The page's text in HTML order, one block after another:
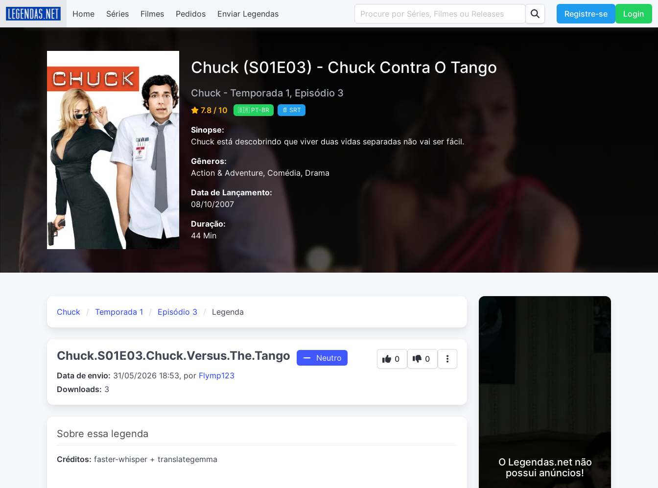
Home Séries Filmes Pedidos Enviar Legendas Registre-se Login
Chuck (S01E03) - Chuck Contra O Tango
Chuck - Temporada 1, Episódio 3
7.8 / 10 🇧🇷 PT-BR 📄 SRT
Sinopse:
Chuck está descobrindo que viver duas vidas separadas não vai ser fácil.
Gêneros:
Action & Adventure, Comédia, Drama
Data de Lançamento:
08/10/2007
Duração:
44 Min
Chuck Temporada 1 Episódio 3 Legenda
Chuck.S01E03.Chuck.Versus.The.Tango
Neutro
Data de envio: 31/05/2026 18:53, por Flymp123
Downloads: 3
0 0
Sobre essa legenda
Créditos: faster-whisper + translategemma
O Legendas.net não
possui anúncios!